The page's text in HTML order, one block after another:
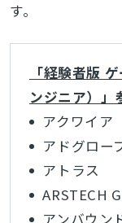
す。
「経験者版
ンジニア）」
アクワイア
アドグロー
アトラス
ARSTECH
アンバウン